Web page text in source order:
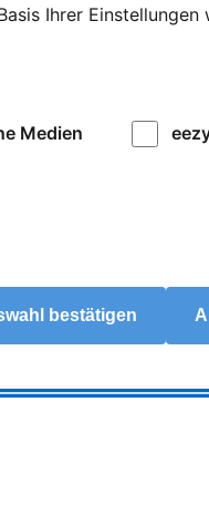
Ihrer
Medien
bestätigen